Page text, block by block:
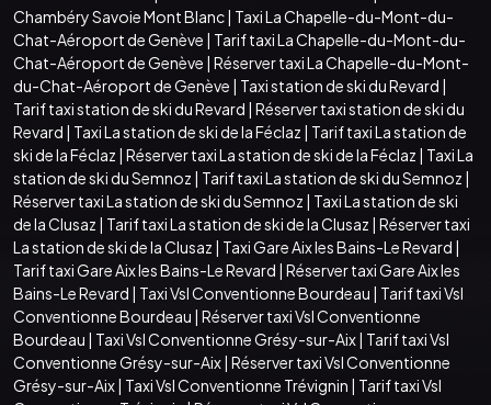
Chambéry Savoie Mont Blanc| Taxi La Chapelle-du-Mont-du-
Chat-Aéroport de Genève | Tarif taxi La Chapelle-du-Mont-du-
Chat-Aéroport de Genève | Réserver taxi La Chapelle-du-Mont-
du-Chat-Aéroport de Genève | Taxi station de ski du Revard |
Tarif taxi station de ski du Revard | Réserver taxi station de ski du
Revard | Taxi La station de ski de la Féclaz | Tarif taxi La station de
ski de la Féclaz | Réserver taxi La station de ski de la Féclaz | Taxi La
station de ski du Semnoz | Tarif taxi La station de ski du Semnoz |
Réserver taxi La station de ski du Semnoz | Taxi La station de ski
de la Clusaz | Tarif taxi La station de ski de la Clusaz | Réserver taxi
La station de ski de la Clusaz | Taxi Gare Aix les Bains-Le Revard |
Tarif taxi Gare Aix les Bains-Le Revard | Réserver taxi Gare Aix les
Bains-Le Revard | Taxi Vsl Conventionne Bourdeau | Tarif taxi Vsl
Conventionne Bourdeau | Réserver taxi Vsl Conventionne
Bourdeau | Taxi Vsl Conventionne Grésy-sur-Aix| Tarif taxi Vsl
Conventionne Grésy-sur-Aix| Réserver taxi Vsl Conventionne
Grésy-sur-Aix| Taxi Vsl Conventionne Trévignin | Tarif taxi Vsl